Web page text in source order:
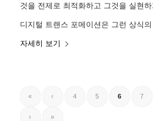
것을 전제로 최적화하고 그것을 실현하
디지털 트랜스 포메이션은 그런 상식의
자세히 보기
« ‹ 4 5 6 7
› »